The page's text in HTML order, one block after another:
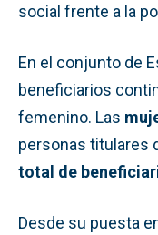
social frente a la
En el conjunto de
beneficiarios
femenino. Las
personas titulares
total de
Desde su puesta